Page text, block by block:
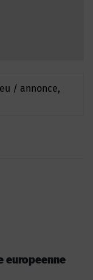
/ annonce,
europeenne